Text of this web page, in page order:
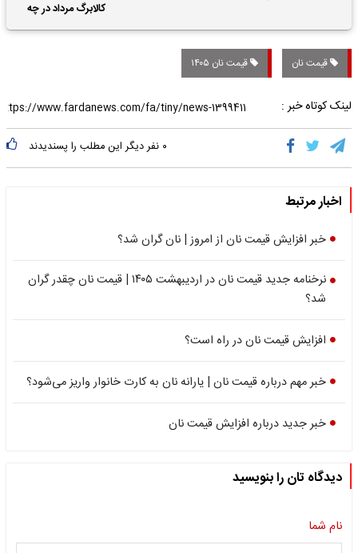
کالابرگ مرداد در چه
تاریخی واریز خواهد شد؟
قیمت نان قیمت نان ۱۴۰۵
لینک کوتاه خبر :
۰ نفر دیگر این مطلب را پسندیدند
اخبار مرتبط
خبر افزایش قیمت نان از امروز | نان گران شد؟
نرخنامه جدید قیمت نان در اردیبهشت ۱۴۰۵ | قیمت نان چقدر گران
شد؟
افزایش قیمت نان در راه است؟
خبر مهم درباره قیمت نان | یارانه نان به کارت خانوار واریز می‌شود؟
خبر جدید درباره افزایش قیمت نان
دیدگاه تان را بنویسید
نام شما